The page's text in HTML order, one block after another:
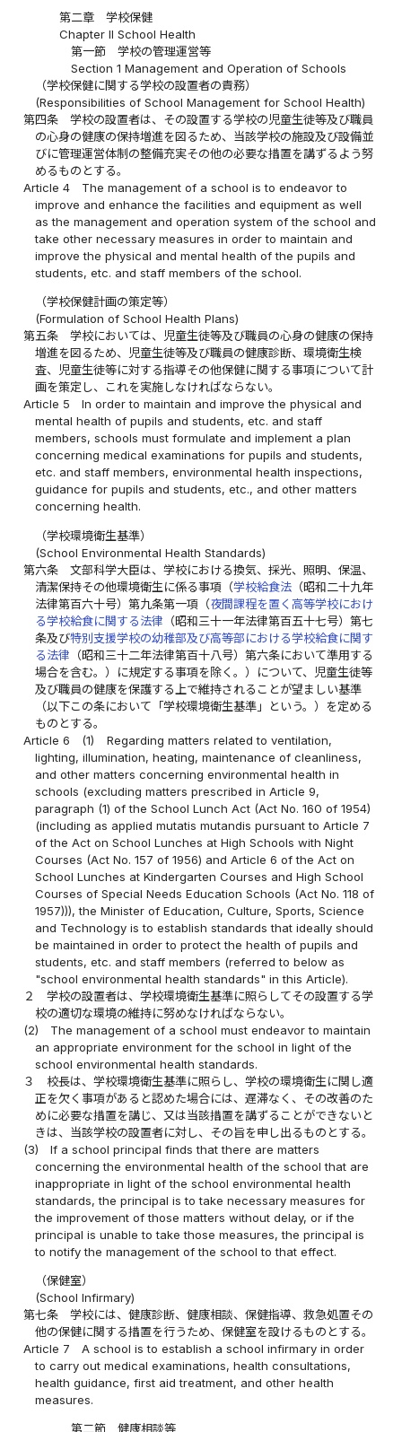
第二章 学校保健
Chapter II School Health
第一節 学校の管理運営等
Section 1 Management and Operation of Schools
（学校保健に関する学校の設置者の責務）
(Responsibilities of School Management for School Health)
第四条
学校の設置者は、その設置する学校の児童生徒等及び職員
の心身の健康の保持増進を図るため、当該学校の施設及び設備並
びに管理運営体制の整備充実その他の必要な措置を講ずるよう努
めるものとする。
Article 4
The management of a school is to endeavor to
improve and enhance the facilities and equipment as well
as the management and operation system of the school and
take other necessary measures in order to maintain and
improve the physical and mental health of the pupils and
students, etc. and staff members of the school.
（学校保健計画の策定等）
(Formulation of School Health Plans)
第五条
学校においては、児童生徒等及び職員の心身の健康の保持
増進を図るため、児童生徒等及び職員の健康診断、環境衛生検
査、児童生徒等に対する指導その他保健に関する事項について計
画を策定し、これを実施しなければならない。
Article 5
In order to maintain and improve the physical and
mental health of pupils and students, etc. and staff
members, schools must formulate and implement a plan
concerning medical examinations for pupils and students,
etc. and staff members, environmental health inspections,
guidance for pupils and students, etc., and other matters
concerning health.
（学校環境衛生基準）
(School Environmental Health Standards)
第六条
文部科学大臣は、学校における換気、採光、照明、保温、
清潔保持その他環境衛生に係る事項（学校給食法 （昭和二十九年
法律第百六十号）第九条第一項（夜間課程を置く高等学校におけ
る学校給食に関する法律 （昭和三十一年法律第百五十七号）第七
条及び特別支援学校の幼稚部及び高等部における学校給食に関す
る法律 （昭和三十二年法律第百十八号）第六条において準用する
場合を含む。）に規定する事項を除く。）について、児童生徒等
及び職員の健康を保護する上で維持されることが望ましい基準
（以下この条において「学校環境衛生基準」という。）を定める
ものとする。
Article 6
(1)
Regarding matters related to ventilation,
lighting, illumination, heating, maintenance of cleanliness,
and other matters concerning environmental health in
schools (excluding matters prescribed in Article 9,
paragraph (1) of the School Lunch Act (Act No. 160 of 1954)
(including as applied mutatis mutandis pursuant to Article 7
of the Act on School Lunches at High Schools with Night
Courses (Act No. 157 of 1956) and Article 6 of the Act on
School Lunches at Kindergarten Courses and High School
Courses of Special Needs Education Schools (Act No. 118 of
1957))), the Minister of Education, Culture, Sports, Science
and Technology is to establish standards that ideally should
be maintained in order to protect the health of pupils and
students, etc. and staff members (referred to below as
"school environmental health standards" in this Article).
２
学校の設置者は、学校環境衛生基準に照らしてその設置する学
校の適切な環境の維持に努めなければならない。
(2)
The management of a school must endeavor to maintain
an appropriate environment for the school in light of the
school environmental health standards.
３
校長は、学校環境衛生基準に照らし、学校の環境衛生に関し適
正を欠く事項があると認めた場合には、遅滞なく、その改善のた
めに必要な措置を講じ、又は当該措置を講ずることができないと
きは、当該学校の設置者に対し、その旨を申し出るものとする。
(3)
If a school principal finds that there are matters
concerning the environmental health of the school that are
inappropriate in light of the school environmental health
standards, the principal is to take necessary measures for
the improvement of those matters without delay, or if the
principal is unable to take those measures, the principal is
to notify the management of the school to that effect.
（保健室）
(School Infirmary)
第七条
学校には、健康診断、健康相談、保健指導、救急処置その
他の保健に関する措置を行うため、保健室を設けるものとする。
Article 7
A school is to establish a school infirmary in order
to carry out medical examinations, health consultations,
health guidance, first aid treatment, and other health
measures.
第二節 健康相談等